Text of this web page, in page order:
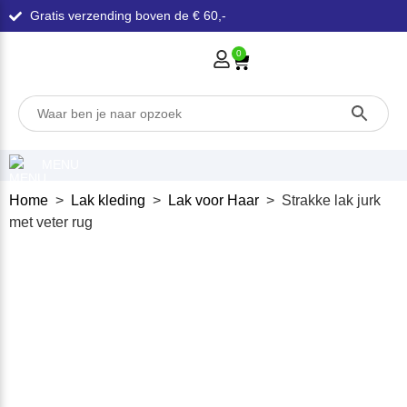
Gratis verzending boven de € 60,-
0
Home > Lak kleding > Lak voor Haar > Strakke lak jurk
met veter rug